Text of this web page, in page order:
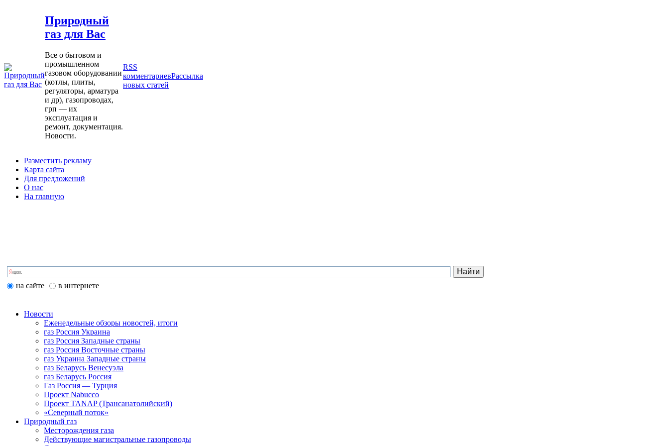
Природный
газ для Вас
Все о бытовом и
промышленном
газовом оборудовании
(котлы, плиты,
регуляторы, арматура
и др), газопроводах,
грп — их
эксплуатация и
ремонт, документация.
Новости.
RSS
комментариевРассылка
новых статей
Разместить рекламу
Карта сайта
Для предложений
О нас
На главную
на сайте в интернете
Новости
Еженедельные обзоры новостей, итоги
газ Россия Украина
газ Россия Западные страны
газ Россия Восточные страны
газ Украина Западные страны
газ Беларусь Венесуэла
газ Беларусь Россия
Газ Россия — Турция
Проект Nabucco
Проект TANAP (Трансанатолийский)
«Северный поток»
Природный газ
Месторождения газа
Действующие магистральные газопроводы